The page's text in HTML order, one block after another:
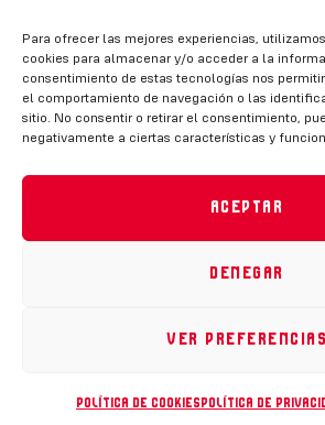
Para ofrecer las mejores experiencias,
cookies para almacenar y/o acceder a la
consentimiento de estas tecnologías nos
el comportamiento de navegación o las
sitio. No consentir o retirar el consentimiento,
negativamente a ciertas características y
Aceptar
Denegar
Ver preferencias
Política de cookies Política de
Síguenos
Desarrollado por